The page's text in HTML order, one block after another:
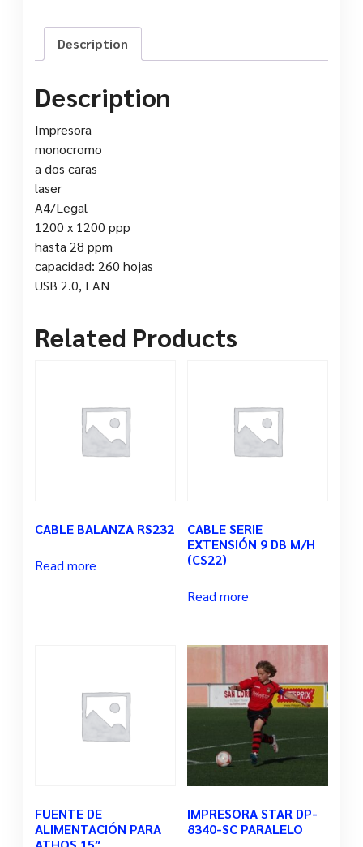
Description
Description
Impresora
monocromo
a dos caras
laser
A4/Legal
1200 x 1200 ppp
hasta 28 ppm
capacidad: 260 hojas
USB 2.0, LAN
Related Products
CABLE BALANZA RS232
Read more
CABLE SERIE
EXTENSIÓN 9 DB M/H
(CS22)
Read more
FUENTE DE
ALIMENTACIÓN PARA
IMPRESORA STAR DP-
8340-SC PARALELO